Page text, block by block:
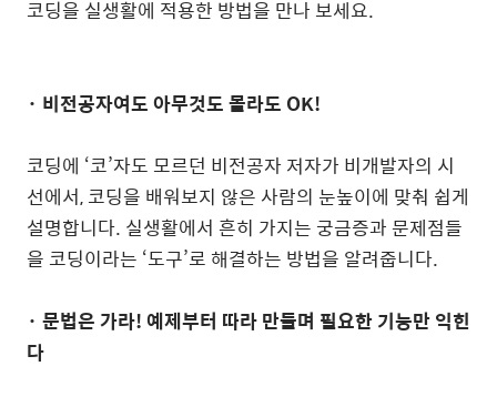
코딩을 실생활에 적용한 방법을 만나 보세요.
· 비전공자여도 아무것도 몰라도 OK!
코딩에 ‘코’자도 모르던 비전공자 저자가 비개발자의 시
선에서,코딩을 배워보지 않은 사람의 눈높이에 맞춰 쉽게
설명합니다. 실생활에서 흔히 가지는 궁금증과 문제점들
을 코딩이라는 ‘도구’로 해결하는 방법을 알려줍니다.
· 문법은 가라!예제부터 따라 만들며 필요한 기능만 익힌
다